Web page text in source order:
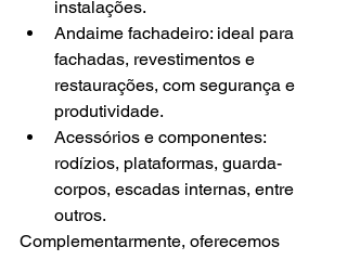
instalações.
Andaime fachadeiro: ideal para
fachadas, revestimentos e
restaurações, com segurança e
produtividade.
Acessórios e componentes:
rodízios, plataformas, guarda-
corpos, escadas internas, entre
outros.
Complementarmente, oferecemos